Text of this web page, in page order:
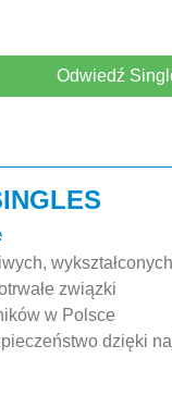
Odwiedź
związki
w Polsce
dzięki